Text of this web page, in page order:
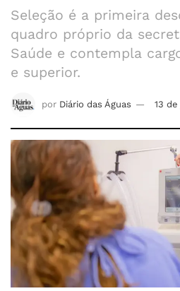
Seleção é a primeira
quadro próprio da
Saúde e contempla
e superior.
por Diário das Águas 13